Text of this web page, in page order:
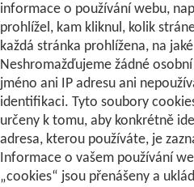
informace o používání webu,
prohlížel, kam kliknul, kolik
každá stránka prohlížena, na
Neshromažďujeme žádné
jméno ani IP adresu ani
identifikaci. Tyto soubory
určeny k tomu, aby konkrétně
adresa, kterou používáte, je
Informace o vašem používání
„cookies“ jsou přenášeny a